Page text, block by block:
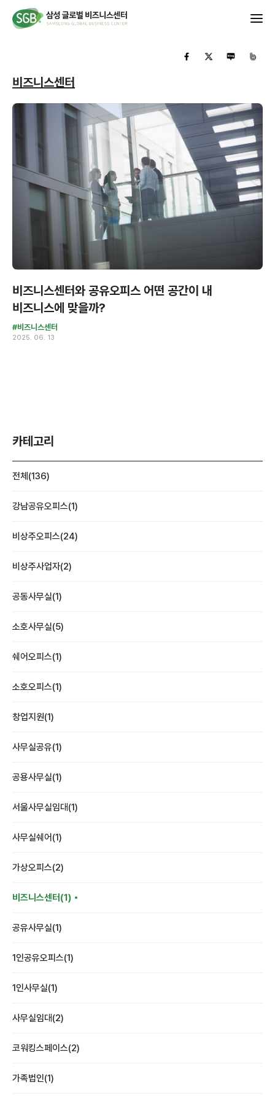
비즈니스센터
비즈니스센터와 공유오피스 어떤 공간이 내
비즈니스에 맞을까?
#비즈니스센터
2025. 06. 13
카테고리
전체(136)
강남공유오피스(1)
비상주오피스(24)
비상주사업자(2)
공동사무실(1)
소호사무실(5)
쉐어오피스(1)
소호오피스(1)
창업지원(1)
사무실공유(1)
공용사무실(1)
서울사무실임대(1)
사무실쉐어(1)
가상오피스(2)
비즈니스센터(1)
공유사무실(1)
1인공유오피스(1)
1인사무실(1)
사무실임대(2)
코워킹스페이스(2)
가족법인(1)